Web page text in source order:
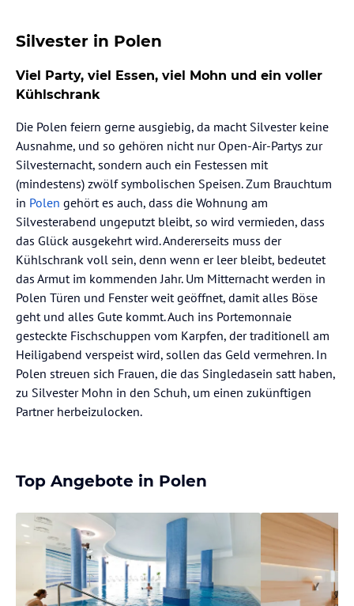
Silvester in Polen
Viel Party, viel Essen, viel Mohn und ein voller
Kühlschrank
Die Polen feiern gerne ausgiebig, da macht Silvester keine
Ausnahme, und so gehören nicht nur Open-Air-Partys zur
Silvesternacht, sondern auch ein Festessen mit
(mindestens) zwölf symbolischen Speisen. Zum Brauchtum
in Polen gehört es auch, dass die Wohnung am
Silvesterabend ungeputzt bleibt, so wird vermieden, dass
das Glück ausgekehrt wird. Andererseits muss der
Kühlschrank voll sein, denn wenn er leer bleibt, bedeutet
das Armut im kommenden Jahr. Um Mitternacht werden in
Polen Türen und Fenster weit geöffnet, damit alles Böse
geht und alles Gute kommt. Auch ins Portemonnaie
gesteckte Fischschuppen vom Karpfen, der traditionell am
Heiligabend verspeist wird, sollen das Geld vermehren. In
Polen streuen sich Frauen, die das Singledasein satt haben,
zu Silvester Mohn in den Schuh, um einen zukünftigen
Partner herbeizulocken.
Top Angebote in Polen